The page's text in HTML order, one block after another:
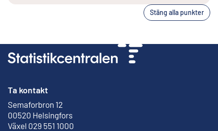
Stäng alla punkter
Ta kontakt
Semaforbron 12
00520 Helsingfors
Extern länk
Växel 029 551 1000